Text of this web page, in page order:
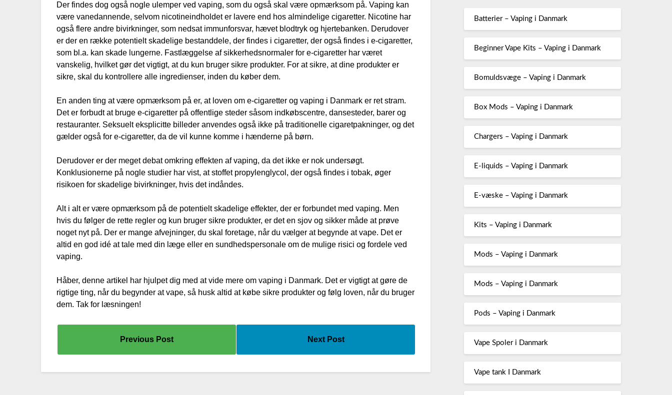
Der findes dog også nogle ulemper ved vaping, som du også skal være opmærksom på. Vaping kan
være vanedannende, selvom nicotineindholdet er lavere end hos almindelige cigaretter. Nicotine har
også flere andre bivirkninger, som nedsat immunforsvar, hævet blodtryk og hjertebanken. Derudover
er der en række potentielt skadelige bestanddele, der findes i cigaretter, der også findes i e-cigaretter,
som bl.a. kan skade lungerne. Fastlæggelse af sikkerhedsnormaler for e-cigaretter har været
vanskelig, hvilket gør det vigtigt, at du kun bruger sikre produkter. For at sikre, at dine produkter er
sikre, skal du kontrollere alle ingredienser, inden du køber dem.
En anden ting at være opmærksom på er, at loven om e-cigaretter og vaping i Danmark er ret stram.
Det er forbudt at bruge e-cigaretter på offentlige steder såsom indkøbscentre, dansesteder, barer og
restauranter. Seksuelt eksplicitte billeder anvendes også ikke på traditionelle cigaretpakninger, og det
gælder også for e-cigaretter, da de vil kunne komme i hænderne på børn.
Derudover er der meget debat omkring effekten af vaping, da det ikke er nok undersøgt.
Konklusionerne på nogle studier har vist, at stoffet propylenglycol, der også findes i tobak, øger
risikoen for skadelige bivirkninger, hvis det indåndes.
Alt i alt er være opmærksom på de potentielt skadelige effekter, der er forbundet med vaping. Men
hvis du følger de rette regler og kun bruger sikre produkter, er det en sjov og sikker måde at prøve
noget nyt på. Der er mange afvejninger, du skal foretage, når du vælger at begynde at vape. Det er
altid en god idé at tale med din læge eller en sundhedspersonale om de mulige risici og fordele ved
vaping.
Håber, denne artikel har hjulpet dig med at vide mere om vaping i Danmark. Det er vigtigt at gøre de
rigtige ting, når du begynder at vape, så husk altid at købe sikre produkter og følg loven, når du bruger
dem. Tak for læsningen!
Previous Post Next Post
Batterier – Vaping i Danmark
Beginner Vape Kits – Vaping i Danmark
Bomuldsvæge – Vaping i Danmark
Box Mods – Vaping i Danmark
Chargers – Vaping i Danmark
E-liquids – Vaping i Danmark
E-væske – Vaping i Danmark
Kits – Vaping i Danmark
Mods – Vaping i Danmark
Mods – Vaping i Danmark
Pods – Vaping i Danmark
Vape Spoler i Danmark
Vape tank I Danmark